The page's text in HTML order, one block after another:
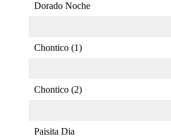
Dorado Noche
Chontico (1)
Chontico (2)
Paisita Dia